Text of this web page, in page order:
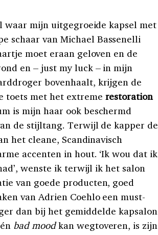
mijn uitgegroeide kapsel met
schaar van Michael Bassenelli
moet eraan geloven en de
en – just my luck – in mijn
bovenhaalt, krijgen de
toets met het extreme restoration
is mijn haar ook beschermd
de stijltang. Terwijl de kapper de
het cleane, Scandinavisch
accenten in hout. ‘Ik wou dat ik
wenste ik terwijl ik het salon
van goede producten, goed
van Adrien Coehlo een must-
dan bij het gemiddelde kapsalon
bad moodkan wegtoveren, is zijn